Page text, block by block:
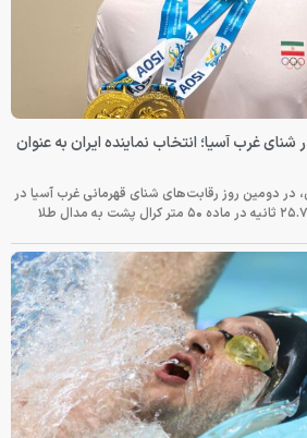
غرب آسیا؛ انتخاب نماینده ایران به عنوان
در دومین روز رقابت‌های شنای قهرمانی غرب آسیا در